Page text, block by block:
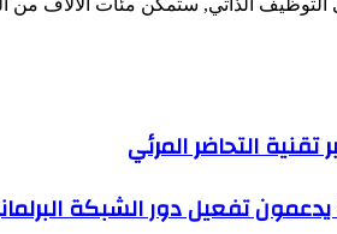
تقنية التحاضر المرئي
تفعيل دور الشبكة